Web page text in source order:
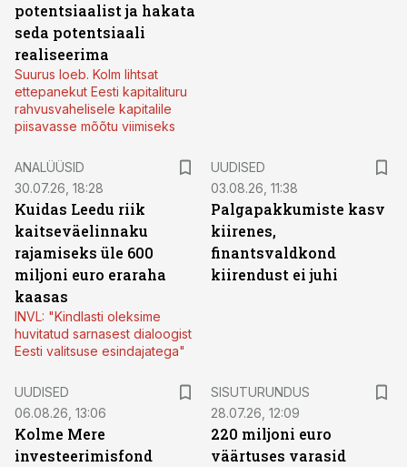
potentsiaalist ja hakata
seda potentsiaali
realiseerima
Suurus loeb. Kolm lihtsat
ettepanekut Eesti kapitalituru
rahvusvahelisele kapitalile
piisavasse mõõtu viimiseks
ANALÜÜSID
30.07.26, 18:28
Kuidas Leedu riik
kaitseväelinnaku
rajamiseks üle 600
miljoni euro eraraha
kaasas
INVL: "Kindlasti oleksime
huvitatud sarnasest dialoogist
Eesti valitsuse esindajatega"
UUDISED
03.08.26, 11:38
Palgapakkumiste kasv
kiirenes,
finantsvaldkond
kiirendust ei juhi
UUDISED
06.08.26, 13:06
Kolme Mere
investeerimisfond
SISUTURUNDUS
28.07.26, 12:09
220 miljoni euro
väärtuses varasid